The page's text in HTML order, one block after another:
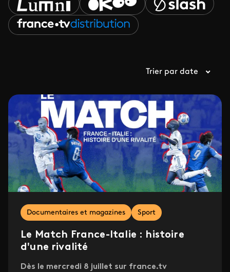
Trier par date
Documentaires et magazines Sport
Le Match France-Italie : histoire
d'une rivalité
Dès le mercredi 8 juillet sur france.tv